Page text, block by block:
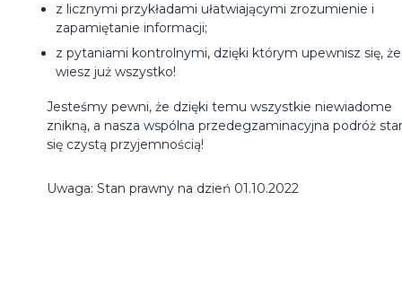
z licznymi przykładami ułatwiającymi zrozumienie i
zapamiętanie informacji;
z pytaniami kontrolnymi, dzięki którym upewnisz się, że
wiesz już wszystko!
Jesteśmy pewni, że dzięki temu wszystkie niewiadome
znikną, a nasza wspólna przedegzaminacyjna podróż
się czystą przyjemnością!
Uwaga: Stan prawny na dzień 01.10.2022